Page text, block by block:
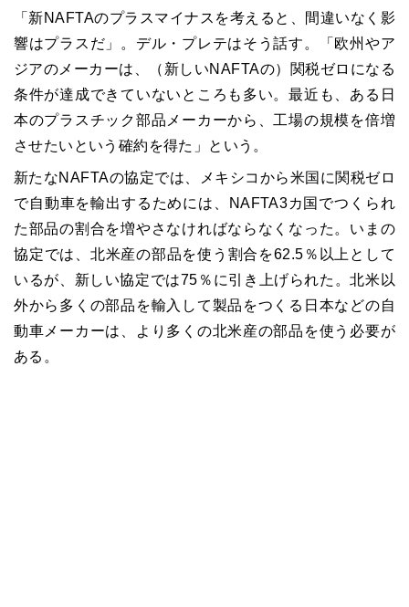
「新NAFTAのプラスマイナスを考えると、間違いなく影
響はプラスだ」。デル・プレテはそう話す。「欧州やア
ジアのメーカーは、（新しいNAFTAの）関税ゼロになる
条件が達成できていないところも多い。最近も、ある日
本のプラスチック部品メーカーから、工場の規模を倍増
させたいという確約を得た」という。
新たなNAFTAの協定では、メキシコから米国に関税ゼロ
で自動車を輸出するためには、NAFTA3カ国でつくられ
た部品の割合を増やさなければならなくなった。いまの
協定では、北米産の部品を使う割合を62.5％以上として
いるが、新しい協定では75％に引き上げられた。北米以
外から多くの部品を輸入して製品をつくる日本などの自
動車メーカーは、より多くの北米産の部品を使う必要が
ある。